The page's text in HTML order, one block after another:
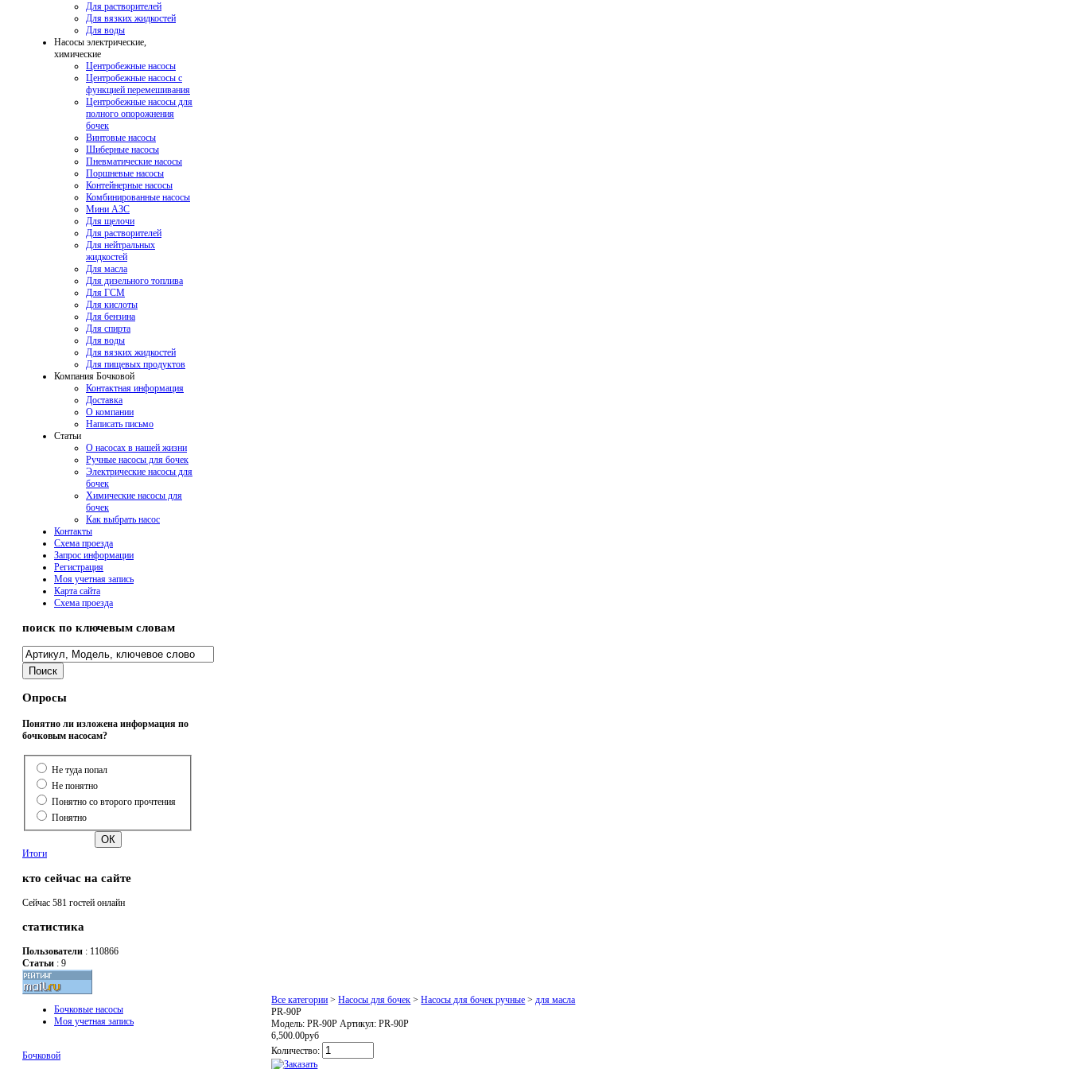
Для растворителей
Для вязких жидкостей
Для воды
Насосы электрические,
химические
Центробежные насосы
Центробежные насосы с
функцией перемешивания
Центробежные насосы для
полного опорожнения
бочек
Винтовые насосы
Шиберные насосы
Пневматические насосы
Поршневые насосы
Контейнерные насосы
Комбинированные насосы
Мини АЗС
Для щелочи
Для растворителей
Для нейтральных
жидкостей
Для масла
Для дизельного топлива
Для ГСМ
Для кислоты
Для бензина
Для спирта
Для воды
Для вязких жидкостей
Для пищевых продуктов
Компания Бочковой
Контактная информация
Доставка
О компании
Написать письмо
Cтатьи
О насосах в нашей жизни
Ручные насосы для бочек
Электрические насосы для
бочек
Химические насосы для
бочек
Как выбрать насос
Контакты
Схема проезда
Запрос информации
Регистрация
Моя учетная запись
Карта сайта
Схема проезда
поиск по ключевым словам
Опросы
Понятно ли изложена информация по
бочковым насосам?
Не туда попал
Не понятно
Понятно со второго прочтения
Понятно
Итоги
кто сейчас на сайте
Сейчас 581 гостей онлайн
статистика
Пользователи : 110866
Статьи : 9
Все категории >Насосы для бочек >Насосы для бочек ручные > для масла
PR-90P
Модель: PR-90P Артикул: PR-90P
6,500.00руб
Количество:
Бочковые насосы
Моя учетная запись
Бочковой